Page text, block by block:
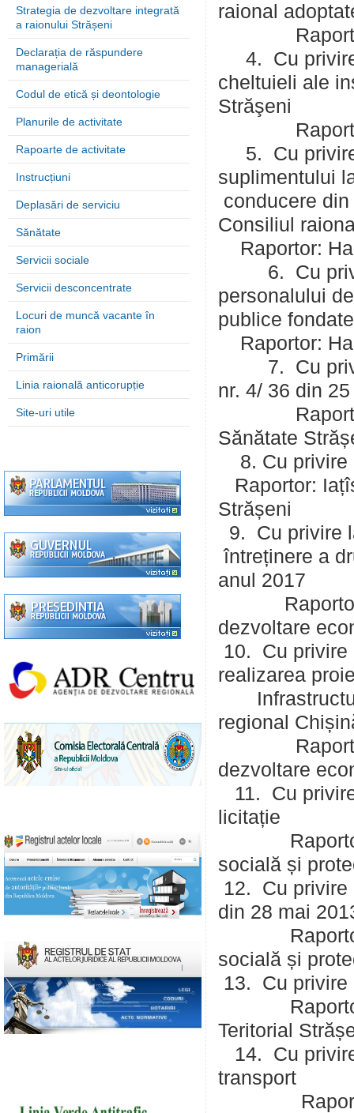
Strategia de dezvoltare integrată
a raionului Strășeni
Declarația de răspundere
managerială
Codul de etică și deontologie
Planurile de activitate
Rapoarte de activitate
Instrucțiuni
Deplasări de serviciu
Sănătate
Servicii sociale
Servicii desconcentrate
Locuri de muncă vacante în
raion
Primării
Linia raională anticorupție
Site-uri utile
raional
Raportor:
4. Cu privire
cheltuieli ale
Străşeni
Raportor:
5. Cu privire
suplimentului
conducere
Consiliul
Raportor:
6. Cu privire
personalului
publice
Raportor:
7. Cu privire
nr. 4/ 36 din
Raportor:
Sănătate
8. Cu privire
Raportor:
Strășeni
9. Cu privire
întreținere a
anul 2017
Raportor:
dezvoltare
10. Cu privire
realizarea
regional
Raportor:
dezvoltare
11. Cu
licitație
Raportor:
socială și
12. Cu privire
din 28 mai
Raportor:
socială și
13. Cu privire
Raportor:
Teritorial
14. Cu
transport
Raportor: